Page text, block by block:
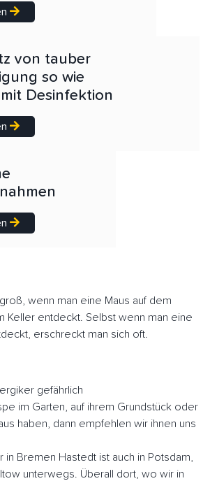
von tauber
so wie
Desinfektion
wenn man eine Maus auf dem
Keller entdeckt. Selbst wenn man eine
erschreckt man sich oft.
gefährlich
im Garten, auf ihrem Grundstück oder
haben, dann empfehlen wir ihnen uns
in Bremen Hastedt ist auch in Potsdam,
unterwegs. Überall dort, wo wir in